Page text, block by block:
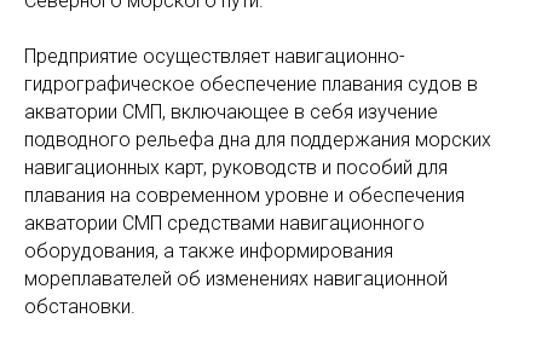
Предприятие осуществляет навигационно-
гидрографическое обеспечение плавания судов в
акватории СМП, включающее в себя изучение
подводного рельефа дна для поддержания морских
навигационных карт, руководств и пособий для
плавания на современном уровне и обеспечения
акватории СМП средствами навигационного
оборудования, а также информирования
мореплавателей об изменениях навигационной
обстановки.